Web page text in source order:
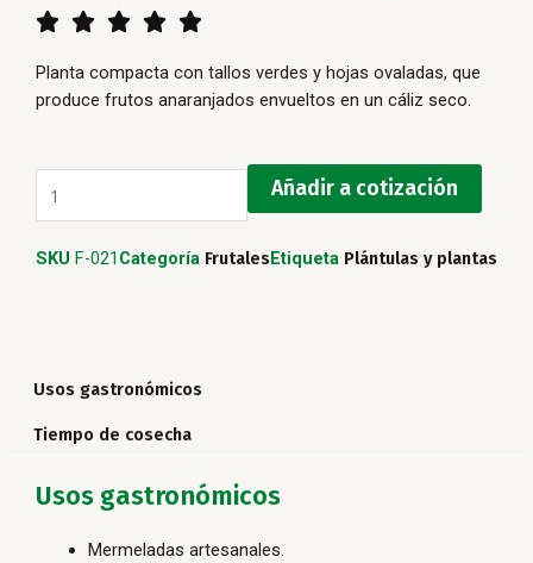
    5/5
Planta compacta con tallos verdes y hojas ovaladas, que
produce frutos anaranjados envueltos en un cáliz seco.
(Planta
cantidad
Añadir a cotización
SKU F-021 Categoría FrutalesEtiqueta Plántulas y plantas
Usos gastronómicos
Tiempo de cosecha
Usos gastronómicos
Mermeladas artesanales.